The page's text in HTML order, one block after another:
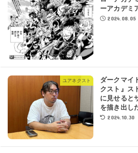
ーアカデミ
2024.08.05
ユアネクスト
ダークマイ
クスト』ス
に見せると
を描き出し
2024.10.30